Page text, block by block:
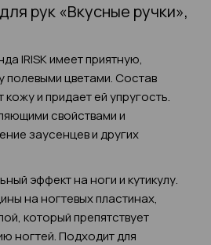
рук «Вкусные ручки»,
IRISK имеет приятную,
полевыми цветами. Состав
и придает ей упругость.
свойствами и
заусенцев и других
эффект на ноги и кутикулу.
на ногтевых пластинах,
который препятствует
ногтей. Подходит для